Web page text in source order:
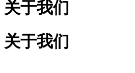
关于我们
关于我们